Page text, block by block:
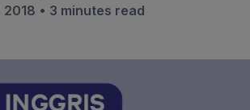
• 3 minutes read